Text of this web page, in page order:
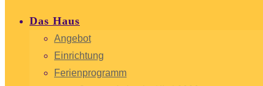
Das Haus
Angebot
Einrichtung
Ferienprogramm